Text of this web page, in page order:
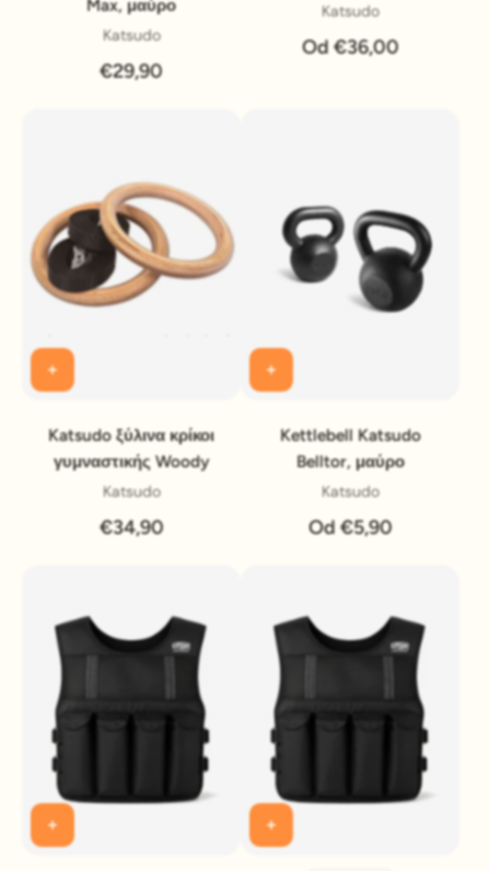
Max, μαύρο
Katsudo
€29,90
Katsudo
Od €36,00
Katsudo ξύλινα κρίκοι
γυμναστικής Woody
Katsudo
€34,90
Kettlebell Katsudo
Belltor, μαύρο
Katsudo
Od €5,90